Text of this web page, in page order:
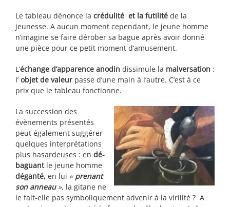
Le tableau dénonce la crédulité et la futilité de la
jeunesse. A aucun moment cependant, le jeune homme
n’imagine se faire dérober sa bague après avoir donné
une pièce pour ce petit moment d’amusement.
L’échange d’apparence anodin dissimule la malversation :
l’ objet de valeur passe d’une main à l’autre. C’est à ce
prix que le tableau fonctionne.
La succession des
évènements présentés
peut également suggérer
quelques interprétations
plus hasardeuses : en dé-
baguantle jeune homme
déganté, en lui « prenant
son anneau », la gitane ne
le fait-elle pas symboliquement advenir à la virilité ? A